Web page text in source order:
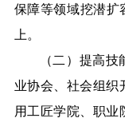
保障等领域挖潜扩
上。
（二）提高
业协会、社会组织
用工匠学院、职业